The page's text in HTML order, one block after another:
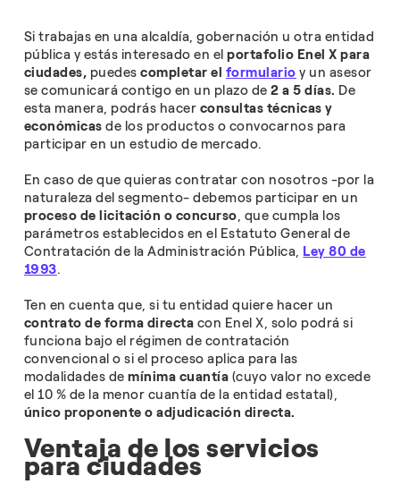
Si trabajas en una alcaldía, gobernación u otra entidad
pública y estás interesado en elportafolio Enel X para
ciudades, puedescompletar el formulario y un asesor
se comunicará contigo en un plazo de2 a 5 días. De
esta manera, podrás hacer consultas técnicas y
económicas de los productos o convocarnos para
participar en un estudio de mercado.
En caso de que quieras contratar con nosotros -por la
naturaleza del segmento- debemos participar en un
proceso de licitación o concurso, que cumpla los
parámetros establecidos en el Estatuto General de
Contratación de la Administración Pública, Ley 80 de
1993.
Ten en cuenta que, si tu entidad quiere hacer un
contrato de forma directa con Enel X, solo podrá si
funciona bajo el régimen de contratación
convencional o si el proceso aplica para las
modalidades demínima cuantía (cuyo valor no excede
el 10 % de la menor cuantía de la entidad estatal),
único proponente o adjudicación directa.
Ventaja de los servicios
para ciudades